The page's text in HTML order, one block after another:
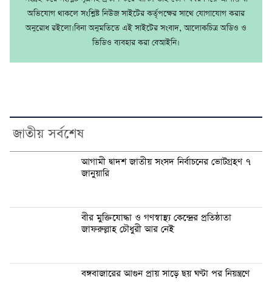
অভিযোগ থাকলে সংশ্লিষ্ট নিউজ সাইটের কর্তৃপক্ষের সাথে যোগাযোগ করার
অনুরোধ রইলো।বিনা অনুমতিতে এই সাইটের সংবাদ, আলোকচিত্র অডিও ও
ভিডিও ব্যবহার করা বেআইনি।
জাতীয় সর্বশেষ
আগামী দ্বাদশ জাতীয় সংসদ নির্বাচনের ভোটগ্রহণ ৭
জানুয়ারি
বীর মুক্তিযোদ্ধা ও গণস্বাস্থ্য কেন্দ্রের প্রতিষ্ঠাতা
জাফরুল্লাহ চৌধুরী আর নেই
বঙ্গবাজারের আগুন প্রায় সাড়ে ছয় ঘণ্টা পর নিয়ন্ত্রণে